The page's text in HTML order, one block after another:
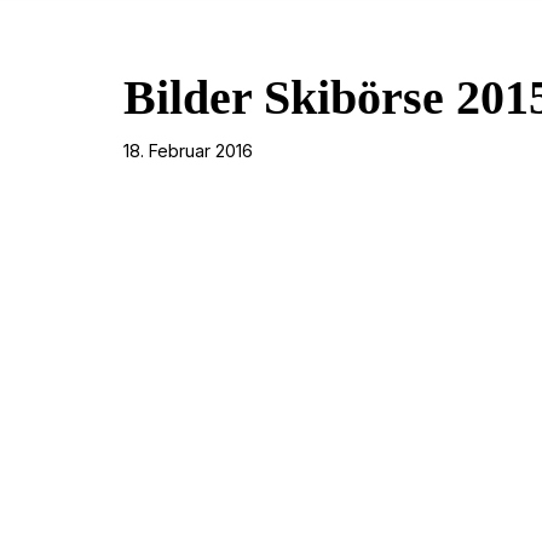
Bilder Skibörse
18. Februar 2016